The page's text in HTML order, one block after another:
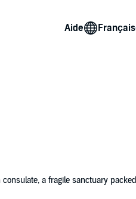
Aide
a fragile sanctuary packed